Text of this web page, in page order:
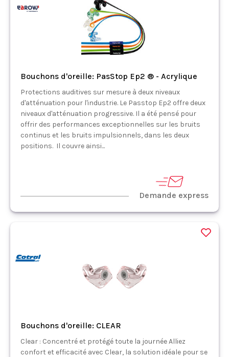
Bouchons d'oreille: PasStop Ep2 ® - Acrylique
Protections auditives sur mesure à deux niveaux
d'atténuation pour l'industrie. Le Passtop Ep2 offre deux
niveaux d'atténuation progressive. Il a été pensé pour
offrir des performances exceptionnelles sur les bruits
continus et les bruits impulsionnels, dans les deux
positions. Il couvre ainsi...
Demande express
Bouchons d'oreille: CLEAR
Clear : Concentré et protégé toute la journée Alliez
confort et efficacité avec Clear, la solution idéale pour se